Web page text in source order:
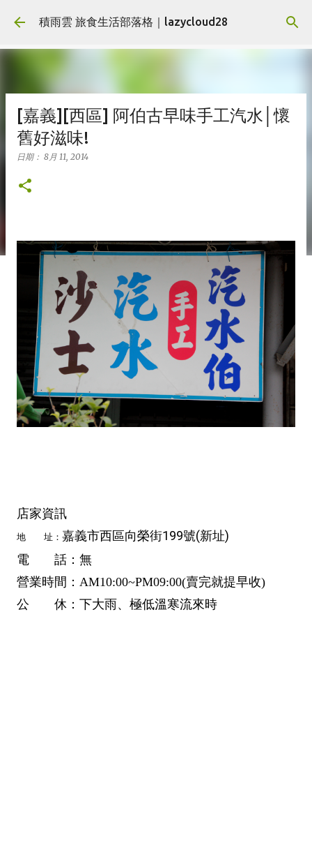
跳到主要內容
積雨雲 旅食生活部落格｜lazycloud28
[嘉義][西區] 阿伯古早味手工汽水│懷
舊好滋味!
日期： 8月 11, 2014
店家資訊
地 址： 嘉義市西區向榮街199號(新址)
電 話：無
營業時間：AM10:00~PM09:00(賣完就提早收)
公 休：下大雨、極低溫寒流來時